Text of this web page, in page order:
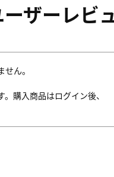
ーザーレビ
ん。
購入商品はログイン後、